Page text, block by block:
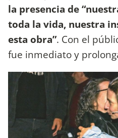
la presencia de
toda la vida, nuestra
esta obra”. Con el
fue inmediato y